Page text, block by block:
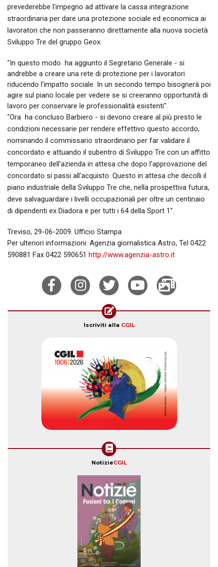
prevederebbe l'impegno ad attivare la cassa integrazione
straordinaria per dare una protezione sociale ed economica ai
lavoratori che non passeranno direttamente alla nuova società
Sviluppo Tre del gruppo Geox.
"In questo modo  ha aggiunto il Segretario Generale - si
andrebbe a creare una rete di protezione per i lavoratori
riducendo l'impatto sociale. In un secondo tempo bisognerà poi
agire sul piano locale per vedere se si creeranno opportunità di
lavoro per conservare le professionalità esistenti".
"Ora  ha concluso Barbiero - si devono creare al più presto le
condizioni necessarie per rendere effettivo questo accordo,
nominando il commissario straordinario per far validare il
concordato e attuando il subentro di Sviluppo Tre con un affitto
temporaneo dell'azienda in attesa che dopo l'approvazione del
concordato si passi all'acquisto. Questo in attesa che decolli il
piano industriale della Sviluppo Tre che, nella prospettiva futura,
deve salvaguardare i livelli occupazionali per oltre un centinaio
di dipendenti ex Diadora e per tutti i 64 della Sport 1".
Treviso, 29-06-2009. Ufficio Stampa
Per ulteriori informazioni: Agenzia giornalistica Astro, Tel 0422
590881 Fax 0422 590651 http://www.agenzia-astro.it
Iscriviti alla CGIL
NotizieCGIL